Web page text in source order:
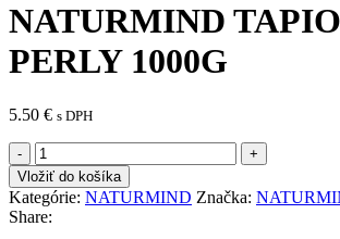
NATURMIND
PERLY 1000G
5.50 € s DPH
množstvo
NATURMIND
TAPIOKOVÉ
PERLY
1000G
Vložiť do košíka
Kategórie: NATURMIND Značka:
Share: